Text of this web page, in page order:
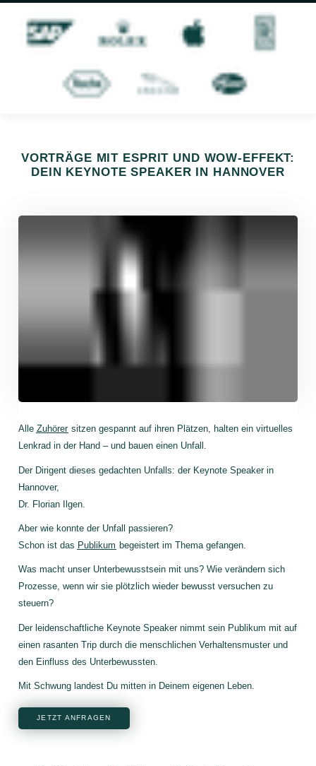
VORTRÄGE MIT ESPRIT UND WOW-EFFEKT:
DEIN KEYNOTE SPEAKER IN HANNOVER
Alle Zuhörersitzen gespannt auf ihren Plätzen, halten ein virtuelles
Lenkrad in der Hand – und bauen einen Unfall.
Der Dirigent dieses gedachten Unfalls: der Keynote Speaker in
Hannover,
Dr. Florian Ilgen.
Aber wie konnte der Unfall passieren?
Schon ist das Publikum begeistert im Thema gefangen.
Was macht unser Unterbewusstsein mit uns? Wie verändern sich
Prozesse, wenn wir sie plötzlich wieder bewusst versuchen zu
steuern?
Der leidenschaftliche Keynote Speaker nimmt sein Publikum mit auf
einen rasanten Trip durch die menschlichen Verhaltensmuster und
den Einfluss des Unterbewussten.
Mit Schwung landest Du mitten in Deinem eigenen Leben.
JETZT ANFRAGEN